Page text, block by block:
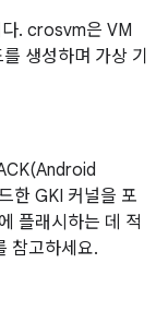
. crosvm은 VM
생성하며 가상 기
한 GKI 커널을 포
플래시하는 데 적
참고하세요.